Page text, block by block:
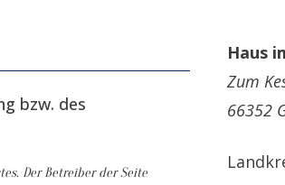
bzw. des
Der Betreiber der Seite
Haus
Zum
66352